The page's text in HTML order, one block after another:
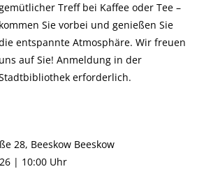
Treff bei Kaffee oder Tee –
kommen Sie vorbei und genießen Sie
entspannte Atmosphäre. Wir freuen
uns auf Sie! Anmeldung in der
erforderlich.
28, Beeskow Beeskow
| 10:00 Uhr